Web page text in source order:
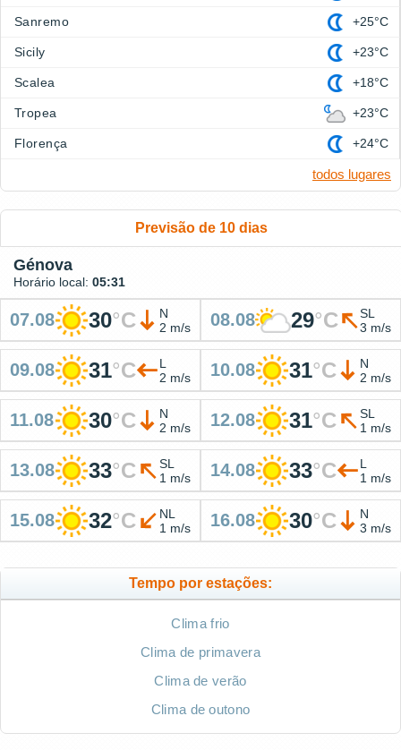
Sanremo +25°C
Sicily +23°C
Scalea +18°C
Tropea +23°C
Florença +24°C
todos lugares
Previsão de 10 dias
Génova
Horário local: 05:31
07.08 30°C
N
2 m/s
08.08 29°C
SL
3 m/s
09.08 31°C
L
2 m/s
10.08 31°C
N
2 m/s
11.08 30°C
N
2 m/s
12.08 31°C
SL
1 m/s
13.08 33°C
SL
1 m/s
14.08 33°C
L
1 m/s
15.08 32°C
NL
1 m/s
16.08 30°C
N
3 m/s
Tempo por estações:
Clima frio
Clima de primavera
Clima de verão
Clima de outono